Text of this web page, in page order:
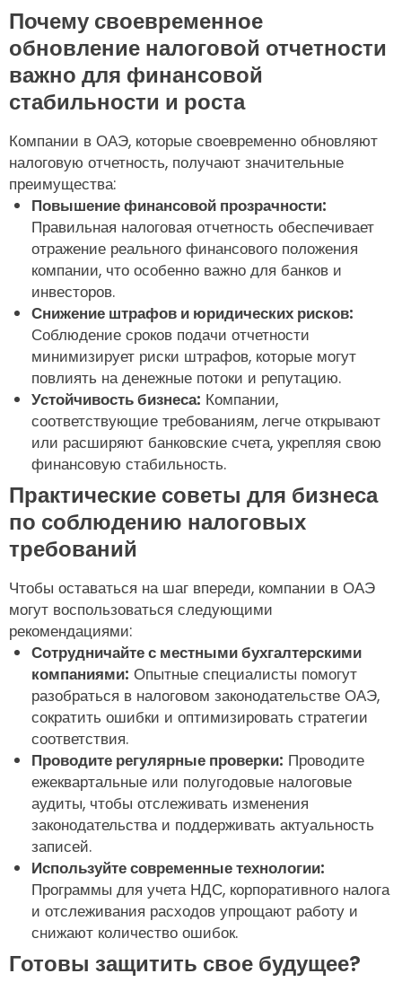
Почему своевременное
обновление налоговой отчетности
важно для финансовой
стабильности и роста
Компании в ОАЭ, которые своевременно обновляют
налоговую отчетность, получают значительные
преимущества:
Повышение финансовой прозрачности:
Правильная налоговая отчетность обеспечивает
отражение реального финансового положения
компании, что особенно важно для банков и
инвесторов.
Снижение штрафов и юридических рисков:
Соблюдение сроков подачи отчетности
минимизирует риски штрафов, которые могут
повлиять на денежные потоки и репутацию.
Устойчивость бизнеса: Компании,
соответствующие требованиям, легче открывают
или расширяют банковские счета, укрепляя свою
финансовую стабильность.
Практические советы для бизнеса
по соблюдению налоговых
требований
Чтобы оставаться на шаг впереди, компании в ОАЭ
могут воспользоваться следующими
рекомендациями:
Сотрудничайте с местными бухгалтерскими
компаниями: Опытные специалисты помогут
разобраться в налоговом законодательстве ОАЭ,
сократить ошибки и оптимизировать стратегии
соответствия.
Проводите регулярные проверки: Проводите
ежеквартальные или полугодовые налоговые
аудиты, чтобы отслеживать изменения
законодательства и поддерживать актуальность
записей.
Используйте современные технологии:
Программы для учета НДС, корпоративного налога
и отслеживания расходов упрощают работу и
снижают количество ошибок.
Готовы защитить свое будущее?